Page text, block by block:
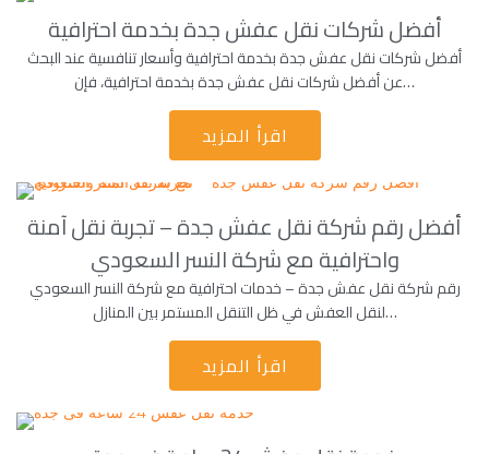
أفضل شركات نقل عفش جدة بخدمة احترافية
أفضل شركات نقل عفش جدة بخدمة احترافية وأسعار تنافسية عند البحث
عن أفضل شركات نقل عفش جدة بخدمة احترافية، فإن…
اقرأ المزيد
أفضل رقم شركة نقل عفش جدة – تجربة نقل آمنة
واحترافية مع شركة النسر السعودي
رقم شركة نقل عفش جدة – خدمات احترافية مع شركة النسر السعودي
لنقل العفش في ظل التنقل المستمر بين المنازل…
اقرأ المزيد